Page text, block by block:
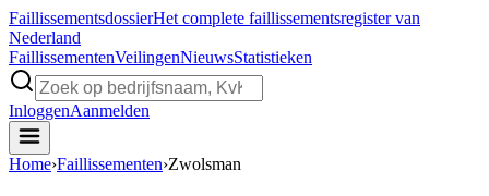
FaillissementsdossierHet complete faillissementsregister van
Nederland
FaillissementenVeilingenNieuwsStatistieken
InloggenAanmelden
Home›Faillissementen›Zwolsman